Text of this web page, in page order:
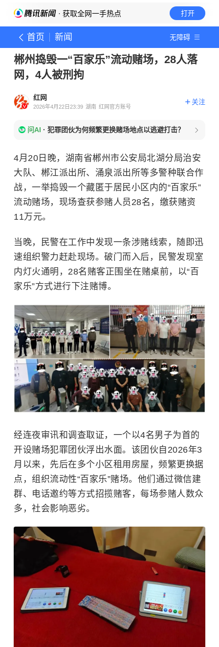
· 获取全网一手热点 打开
首页 新闻 无障碍
郴州捣毁一“百家乐”流动赌场，28人落
网，4人被刑拘
红网
2026年4月22日23:39 湖南 红网官方账号
关注
问AI · 犯罪团伙为何频繁更换赌场地点以逃避打击？
4月20日晚，湖南省郴州市公安局北湖分局治安
大队、郴江派出所、涌泉派出所等多警种联合作
战，一举捣毁一个藏匿于居民小区内的“百家乐”
流动赌场，现场查获参赌人员28名，缴获赌资
11万元。
当晚，民警在工作中发现一条涉赌线索，随即迅
速组织警力赶赴现场。破门而入后，民警发现室
内灯火通明，28名赌客正围坐在赌桌前，以“百
家乐”方式进行下注赌博。
经连夜审讯和调查取证，一个以4名男子为首的
开设赌场犯罪团伙浮出水面。该团伙自2026年3
月以来，先后在多个小区租用房屋，频繁更换据
点，组织流动性“百家乐”赌场。他们通过微信建
群、电话邀约等方式招揽赌客，每场参赌人数众
多，社会影响恶劣。